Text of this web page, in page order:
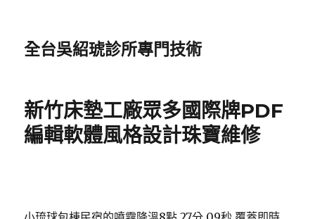
全台吳紹琥診所專門技術
新竹床墊工廠眾多國際牌PDF
編輯軟體風格設計珠寶維修